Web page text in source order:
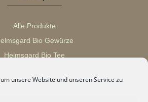
unsere Website und unseren Service zu
Alle Produkte
Bio Gewürze
Helmsgard Bio Tee